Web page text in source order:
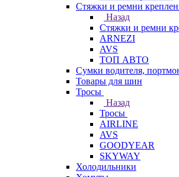
Стяжки и ремни
Назад
Стяжки и ремни
ARNEZI
AVS
ТОП АВТО
Сумки водителя,
Товары для шин
Тросы
Назад
Тросы
AIRLINE
AVS
GOODYEAR
SKYWAY
Холодильники